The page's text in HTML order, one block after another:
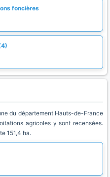
foncières
du département Hauts-de-France
agricoles y sont recensées.
151,4 ha.